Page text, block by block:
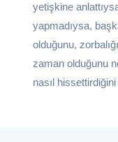
yetişkine
yapmadıysa,
olduğunu,
zaman olduğunu
nasıl